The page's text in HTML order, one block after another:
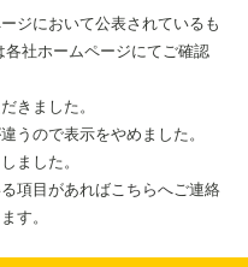
>
円>
円>
）
ーズ）
ジにおいて公表されているも
社ホームページにてご確認
きました。
うので表示をやめました。
ました。
項目があれば こちらへ ご連絡
す。